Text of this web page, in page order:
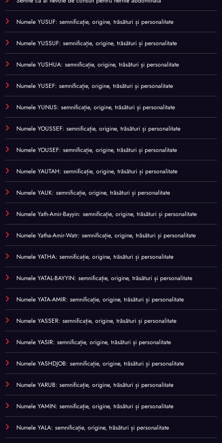
Numele YUSUF: semnificație, origine, trăsături și personalitate
Numele YUSSUF: semnificație, origine, trăsături și personalitate
Numele YUSHUA: semnificație, origine, trăsături și personalitate
Numele YUSEF: semnificație, origine, trăsături și personalitate
Numele YUNUS: semnificație, origine, trăsături și personalitate
Numele YOUSSEF: semnificație, origine, trăsături și personalitate
Numele YOUSEF: semnificație, origine, trăsături și personalitate
Numele YAUTAH: semnificație, origine, trăsături și personalitate
Numele YAUK: semnificație, origine, trăsături și personalitate
Numele Yath-Amir-Bayyin: semnificație, origine, trăsături și personalitate
Numele Yatha-Amir-Watr: semnificație, origine, trăsături și personalitate
Numele YATHA: semnificație, origine, trăsături și personalitate
Numele YATAL-BAYYIN: semnificație, origine, trăsături și personalitate
Numele YATA-AMIR: semnificație, origine, trăsături și personalitate
Numele YASSER: semnificație, origine, trăsături și personalitate
Numele YASIR: semnificație, origine, trăsături și personalitate
Numele YASHDJOB: semnificație, origine, trăsături și personalitate
Numele YARUB: semnificație, origine, trăsături și personalitate
Numele YAMIN: semnificație, origine, trăsături și personalitate
Numele YALA: semnificație, origine, trăsături și personalitate